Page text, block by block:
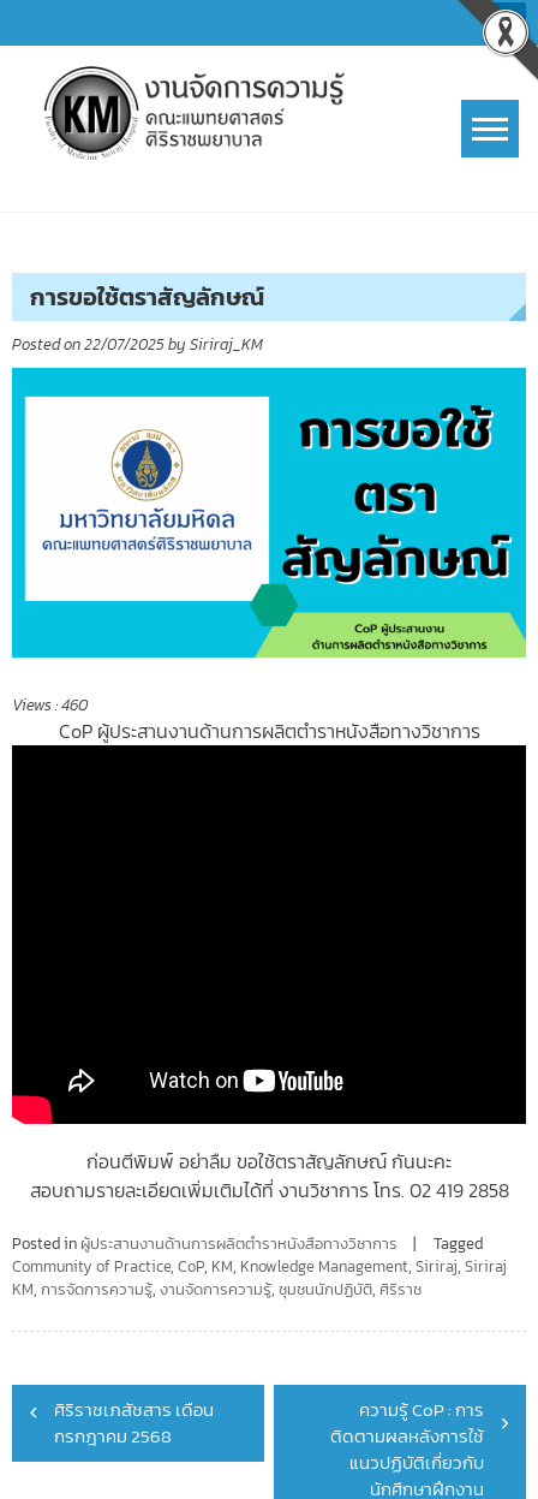
to
content
การขอใช้ตราสัญลักษณ์
Posted on22/07/2025by Siriraj_KM
Views :460
CoP ผู้ประสานงานด้านการผลิตตำราหนังสือทางวิชาการ
ก่อนตีพิมพ์ อย่าลืม ขอใช้ตราสัญลักษณ์ กันนะคะ
สอบถามรายละเอียดเพิ่มเติมได้ที่ งานวิชาการ โทร. 02 419 2858
Posted in ผู้ประสานงานด้านการผลิตตำราหนังสือทางวิชาการ
Tagged
Community of Practice, CoP, KM, Knowledge Management, Siriraj, Siriraj
KM, การจัดการความรู้, งานจัดการความรู้, ชุมชนนักปฏิบัติ, ศิริราช
Post
navigation
ศิริราชเภสัชสาร เดือน
กรกฎาคม 2568
ความรู้ CoP : การ
ติดตามผลหลังการใช้
แนวปฏิบัติเกี่ยวกับ
นักศึกษาฝึกงาน